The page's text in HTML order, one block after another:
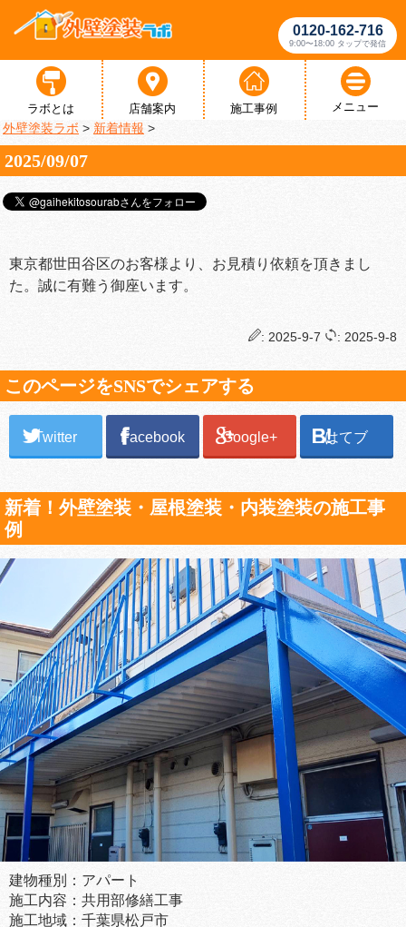
0120-162-716
9:00〜18:00 タップで発信
ラボとは 店舗案内 施工事例 メニュー
外壁塗装ラボ > 新着情報 >
2025/09/07
東京都世田谷区のお客様より、お見積り依頼を頂きまし
た。誠に有難う御座います。
: 2025-9-7 : 2025-9-8
このページをSNSでシェアする
Twitter Facebook Google+ はてブ
新着！外壁塗装・屋根塗装・内装塗装の施工事
例
建物種別：アパート
施工内容：共用部修繕工事
施工地域：千葉県松戸市